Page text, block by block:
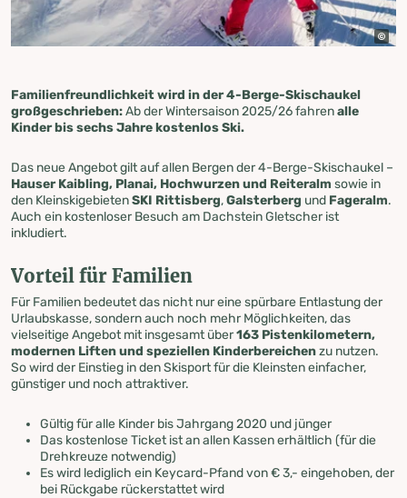
Familienfreundlichkeit wird in der 4-Berge-Skischaukel
großgeschrieben:Ab der Wintersaison 2025/26 fahrenalle
Kinder bis sechs Jahre kostenlos Ski.
Das neue Angebot gilt auf allen Bergen der 4-Berge-Skischaukel –
Hauser Kaibling, Planai, Hochwurzen und Reiteralm sowie in
den KleinskigebietenSKI Rittisberg,Galsterberg und Fageralm.
Auch ein kostenloser Besuch am Dachstein Gletscher ist
inkludiert.
Vorteil für Familien
Für Familien bedeutet das nicht nur eine spürbare Entlastung der
Urlaubskasse, sondern auch noch mehr Möglichkeiten, das
vielseitige Angebot mit insgesamt über163 Pistenkilometern,
modernen Liften und speziellen Kinderbereichenzu nutzen.
So wird der Einstieg in den Skisport für die Kleinsten einfacher,
günstiger und noch attraktiver.
Gültig für alle Kinder bis Jahrgang 2020 und jünger
Das kostenlose Ticket ist an allen Kassen erhältlich (für die
Drehkreuze notwendig)
Es wird lediglich ein Keycard-Pfand von € 3,- eingehoben, der
bei Rückgabe rückerstattet wird